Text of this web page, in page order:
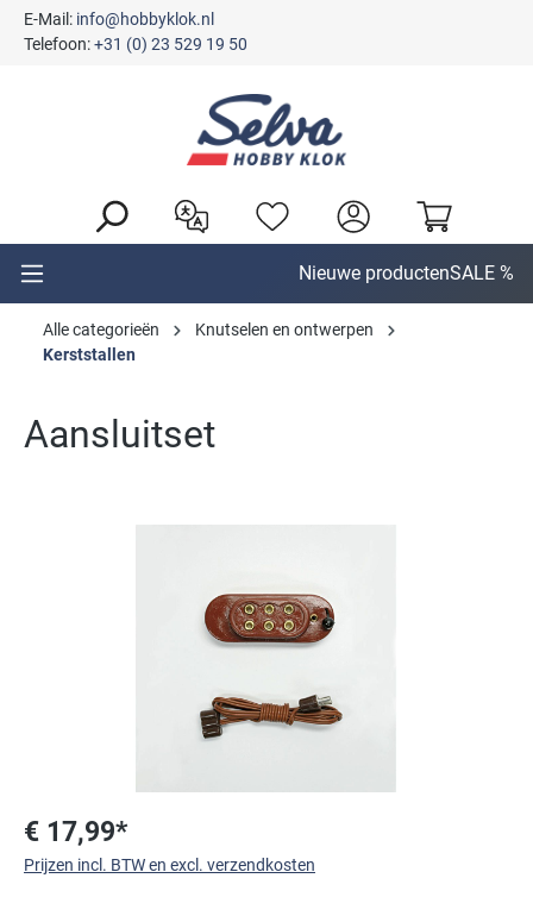
E-Mail: info@hobbyklok.nl
Telefoon:+31 (0) 23 529 19 50
Nieuwe productenSALE %
Alle categorieën
Knutselen en ontwerpen
Kerststallen
Aansluitset
€ 17,99*
Prijzen incl. BTW en excl. verzendkosten